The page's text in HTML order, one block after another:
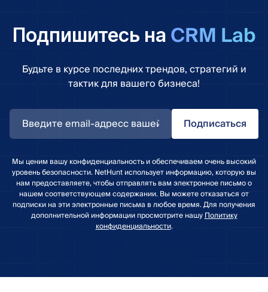
Подпишитесь на CRM Lab
Будьте в курсе последних трендов, стратегий и
тактик для вашего бизнеса!
Подписаться
Мы ценим вашу конфиденциальность и обеспечиваем очень высокий
уровень безопасности. NetHunt использует информацию, которую вы
нам предоставляете, чтобы отправлять вам электронное письмо о
нашем соответствующем содержании. Вы можете отказаться от
подписки на эти электронные письма в любое время. Для получения
дополнительной информации просмотрите нашуПолитику
конфиденциальности.